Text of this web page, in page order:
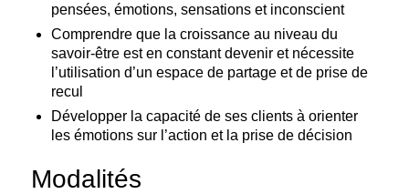
pensées, émotions, sensations et inconscient
Comprendre que la croissance au niveau du
savoir-être est en constant devenir et nécessite
l’utilisation d’un espace de partage et de prise de
recul
Développer la capacité de ses clients à orienter
les émotions sur l’action et la prise de décision
Modalités